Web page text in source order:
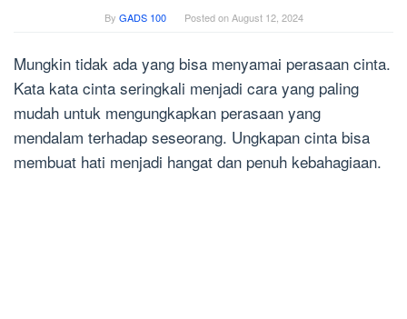
By GADS 100 Posted onAugust 12, 2024
Mungkin tidak ada yang bisa menyamai perasaan cinta.
Kata kata cinta seringkali menjadi cara yang paling
mudah untuk mengungkapkan perasaan yang
mendalam terhadap seseorang. Ungkapan cinta bisa
membuat hati menjadi hangat dan penuh kebahagiaan.